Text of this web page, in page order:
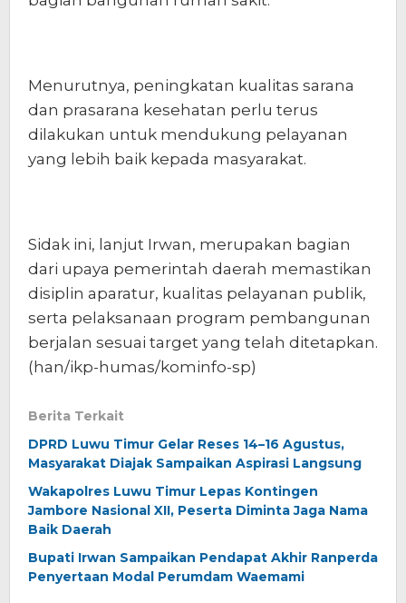
Menurutnya, peningkatan kualitas sarana
dan prasarana kesehatan perlu terus
dilakukan untuk mendukung pelayanan
yang lebih baik kepada masyarakat.
Sidak ini, lanjut Irwan, merupakan bagian
dari upaya pemerintah daerah memastikan
disiplin aparatur, kualitas pelayanan publik,
serta pelaksanaan program pembangunan
berjalan sesuai target yang telah ditetapkan.
(han/ikp-humas/kominfo-sp)
Berita Terkait
DPRD Luwu Timur Gelar Reses 14–16 Agustus,
Masyarakat Diajak Sampaikan Aspirasi Langsung
Wakapolres Luwu Timur Lepas Kontingen
Jambore Nasional XII, Peserta Diminta Jaga Nama
Baik Daerah
Bupati Irwan Sampaikan Pendapat Akhir Ranperda
Penyertaan Modal Perumdam Waemami